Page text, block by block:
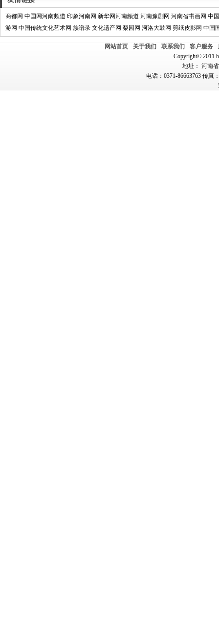
商都网 中国网河南频道 印象河南网 新华网河南频道 河南豫剧网 河南省书画网 中
游网 中国传统文化艺术网 族谱录 文化遗产网 梨园网 河洛大鼓网 剪纸皮影网 中国
网站首页 关于我们 联系我们 客户服务
Copyright© 2011
地址： 河南
电话：0371-86663763 传真